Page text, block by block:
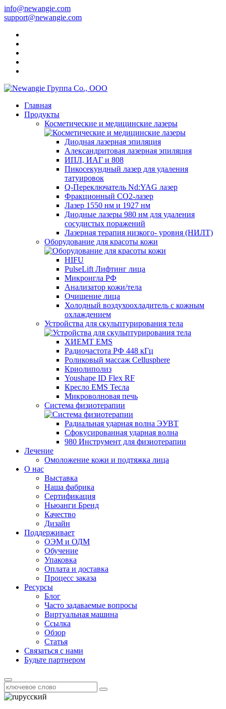
info@newangie.com
support@newangie.com
Главная
Продукты
Косметические и медицинские лазеры
Диодная лазерная эпиляция
Александритовая лазерная эпиляция
ИПЛ, ИАГ и 808
Пикосекундный лазер для удаления
татуировок
Q-Переключатель Nd:YAG лазер
Фракционный CO2-лазер
Лазер 1550 нм и 1927 нм
Диодные лазеры 980 нм для удаления
сосудистых поражений
Лазерная терапия низкого- уровня (НИЛТ)
Оборудование для красоты кожи
HIFU
PulseLift Лифтинг лица
Микроигла РФ
Анализатор кожи/тела
Очищение лица
Холодный воздухоохладитель с кожным
охлаждением
Устройства для скульптурирования тела
ХИЕМТ EMS
Радиочастота РФ 448 кГц
Роликовый массаж Cellusphere
Криолиполиз
Youshape ID Flex RF
Кресло EMS Тесла
Микроволновая печь
Система физиотерапии
Радиальная ударная волна ЭУВТ
Сфокусированная ударная волна
980 Инструмент для физиотерапии
Лечение
Омоложение кожи и подтяжка лица
О нас
Выставка
Наша фабрика
Сертификация
Ньюанги Бренд
Качество
Дизайн
Поддерживает
ОЭМ и ОДМ
Обучение
Упаковка
Оплата и доставка
Процесс заказа
Ресурсы
Блог
Часто задаваемые вопросы
Виртуальная машина
Ссылка
Обзор
Статья
Связаться с нами
Будьте партнером
русский